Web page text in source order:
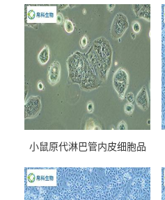
小鼠原代淋巴管内皮细胞品